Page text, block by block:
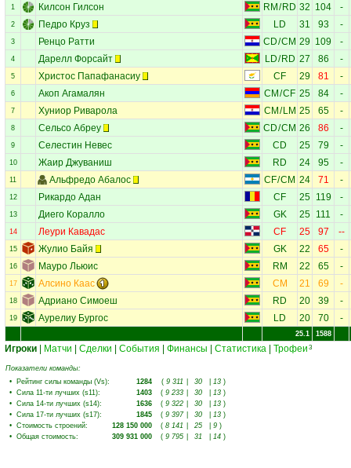
1 Килсон Гилсон RM / RD 32 104 -
2 Педро Круз LD 31 93 -
3 Ренцо Ратти CD/CM 29 109 -
4 Дарелл Форсайт LD/RD 27 86 -
5 Христос Папафанасиу CF 29 81 -
6 Акоп Агамалян CM /CF 25 84 -
7 Хуниор Риварола CM /LM 25 65 -
8 Сельсо Абреу CD/CM 26 86 -
9 Селестин Невес CD 25 79 -
10 Жаир Джуваниш RD 24 95 -
11 Альфредо Абалос CF/CM 24 71 -
12 Рикардо Адан CF 25 119 -
13 Диего Коралло GK 25 111 -
14 Леури Кавадас CF 25 97 --
15 Жулио Байя GK 22 65 -
16 Мауро Льюис RM 22 65 -
17 Алсино Каас CM 21 69 -
18 Адриано Симоеш RD 20 39 -
19 Аурелиу Бургос LD 20 70 -
25.1 1588
Игроки Матчи Сделки События Финансы Статистика Трофеи 3
Показатели команды:
• Рейтинг силы команды (Vs): 1284 ( 9 311 30 13 )
• Сила 11-ти лучших (s11): 1403 ( 9 233 30 13 )
• Сила 14-ти лучших (s14): 1636 ( 9 322 30 13 )
• Сила 17-ти лучших (s17): 1845 ( 9 397 30 13 )
• Стоимость строений: 128 150 000 ( 8 141 25 9 )
• Общая стоимость: 309 931 000 ( 9 795 31 14 )